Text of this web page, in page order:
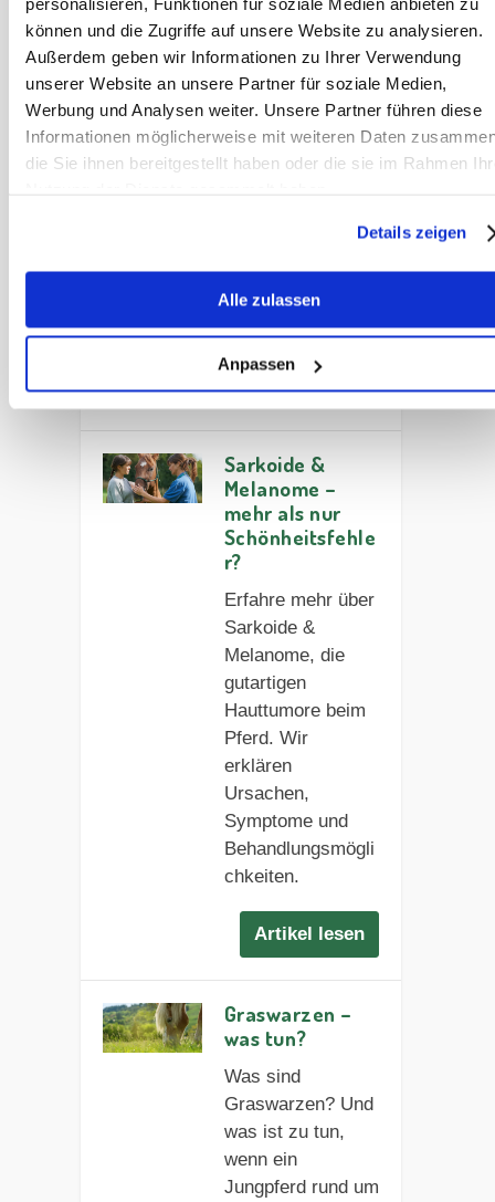
können und die Zugriffe auf unsere Website zu analysieren.
Außerdem geben wir Informationen zu Ihrer Verwendung
unserer Website an unsere Partner für soziale Medien,
Werbung und Analysen weiter. Unsere Partner führen diese
Informationen möglicherweise mit weiteren Daten
die Sie ihnen bereitgestellt haben oder die sie im Rahmen
Details zeigen
Alle zulassen
Anpassen
Sarkoide &
Melanome
Geballtes Wissen
Rund um Sarkoide
& Melanome ►
Wie gefährlich
Wissensvorsprung
im SANOANIMAL
Video✓
Artikel lesen
Sarkoide &
Melanome –
mehr als nur
Schönheitsfehle
r?
Erfahre mehr über
Sarkoide &
Melanome, die
gutartigen
Hauttumore beim
Pferd. Wir
erklären
Ursachen,
Symptome und
Behandlungsmögli
chkeiten.
Artikel lesen
Graswarzen –
was tun?
Was sind
Graswarzen? Und
was ist zu tun,
wenn ein
Jungpferd rund um